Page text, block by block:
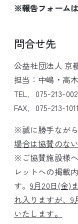
※報告フォーム
問合せ先
公益社団法人 京
担当：中嶋・高木
TEL．075-213-
FAX．075-213-1011
※誠に勝手ながら
場合は協賛のな
※ご協賛施設様
レットへの掲載
す。9月20日(金)
れ入りますが、9
いたします。